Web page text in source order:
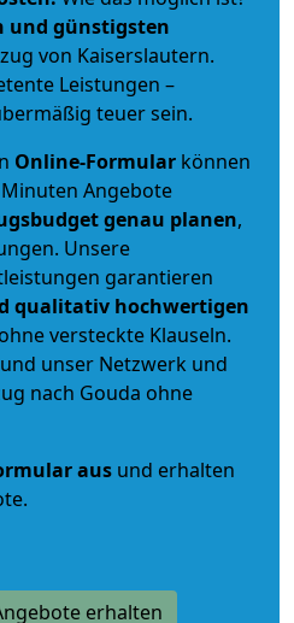
und günstigsten
von Kaiserslautern.
Leistungen –
teuer sein.
Online-Formular können
Angebote
genau planen,
Unsere
garantieren
qualitativ hochwertigen
versteckte Klauseln.
unser Netzwerk und
nach Gouda ohne
aus und erhalten
erhalten